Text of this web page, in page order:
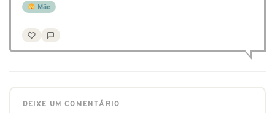
Mãe
DEIXE UM COMENTÁRIO